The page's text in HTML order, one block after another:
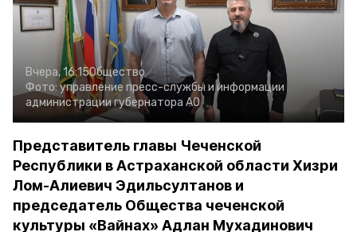
Вчера, 16:15Общество
Фото: управление пресс-службы и информации
администрации губернатора АО
Представитель главы Чеченской
Республики в Астраханской области Хизри
Лом-Алиевич Эдильсултанов и
председатель Общества чеченской
культуры «Вайнах» Адлан Мухадинович